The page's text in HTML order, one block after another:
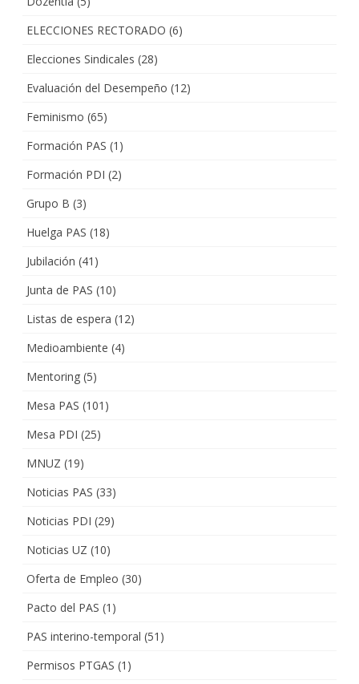
ELECCIONES RECTORADO (6)
Elecciones Sindicales (28)
Evaluación del Desempeño (12)
Feminismo (65)
Formación PAS (1)
Formación PDI (2)
Grupo B (3)
Huelga PAS (18)
Jubilación (41)
Junta de PAS (10)
Listas de espera (12)
Medioambiente (4)
Mentoring (5)
Mesa PAS (101)
Mesa PDI (25)
MNUZ (19)
Noticias PAS (33)
Noticias PDI (29)
Noticias UZ (10)
Oferta de Empleo (30)
Pacto del PAS (1)
PAS interino-temporal (51)
Permisos PTGAS (1)